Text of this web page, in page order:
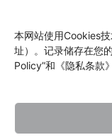
本网站使用Cookies
址）。记录储存在您
Policy”和《隐私条款